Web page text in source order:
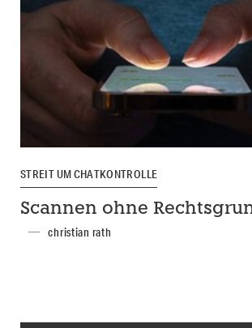
STREIT UM CHATKONTROLLE
Scannen ohne
christian rath